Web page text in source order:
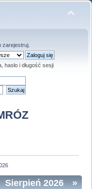
zarejestruj.
i długość sesji
»
Sierpień 2026